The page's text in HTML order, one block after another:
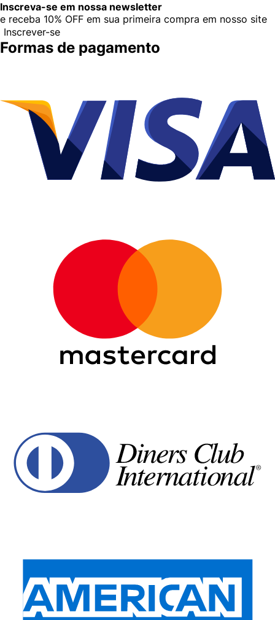
Inscreva-se em nossa newsletter
e receba 10% OFF em sua primeira compra em nosso site
Inscrever-se
Formas de pagamento